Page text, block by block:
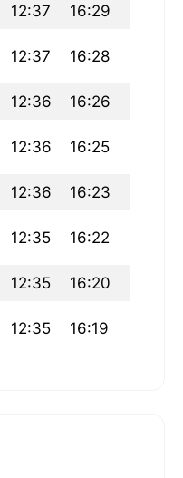
12:37 16:29
12:37 16:28
12:36 16:26
12:36 16:25
12:36 16:23
12:35 16:22
12:35 16:20
12:35 16:19